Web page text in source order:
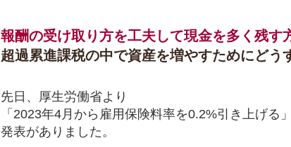
報酬の受け取り方を工夫して現金を多く残す
超過累進課税の中で資産を増やすためにどう
先日、厚生労働省より
「2023年4月から雇用保険料率を0.2%引き上げる
発表がありました。